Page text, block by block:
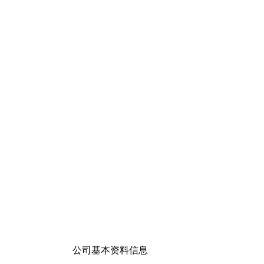
公司基本资料信息